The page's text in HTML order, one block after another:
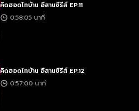
คิดฮอดไทบ้าน อีสานซีรีส์ EP.11
0:58:05 นาที
คิดฮอดไทบ้าน อีสานซีรีส์ EP.12
0:57:00 นาที